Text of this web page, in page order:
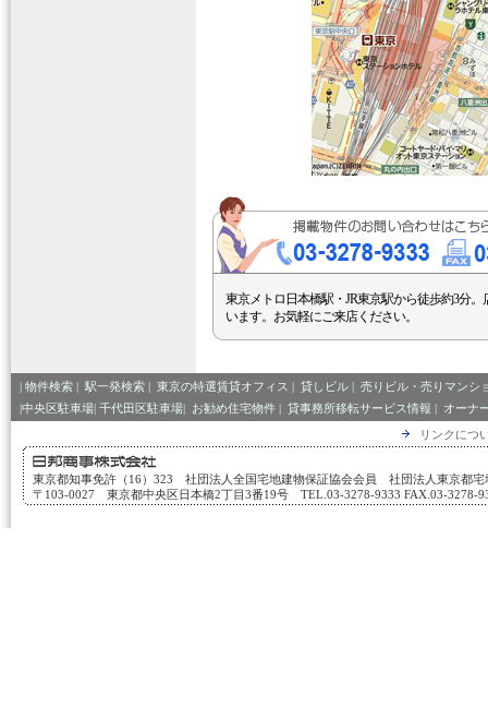
東京メトロ日本橋駅・JR東京駅から徒歩約3分。
います。お気軽にご来店ください。
| 物件検索 | 駅一発検索 | 東京の特選賃貸オフィス | 貸しビル | 売りビル・売りマンシ
|中央区駐車場| 千代田区駐車場| お勧め住宅物件 | 貸事務所移転サービス情報 | オーナ
リンクにつ
東京都知事免許（16）323 社団法人全国宅地建物保証協会会員 社団法人東京都宅
〒103-0027 東京都中央区日本橋2丁目3番19号 TEL.03-3278-9333 FAX.03-3278-